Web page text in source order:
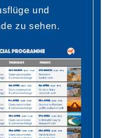
und
zu sehen.